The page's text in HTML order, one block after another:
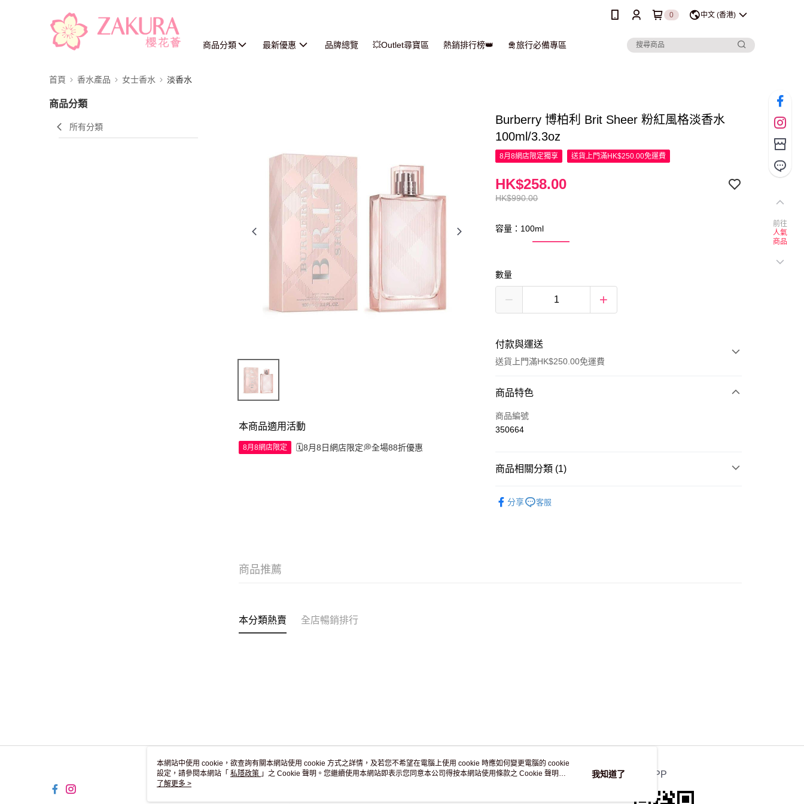
0 中文 (香港)
商品分類 最新優惠 品牌總覽 💥Outlet尋寶區 熱銷排行榜👑 🛅旅行必備專區
首頁 香水產品 女士香水 淡香水
商品分類
所有分類
本商品適用活動
8月8網店限定 🗓️8月8日網店限定💭全場88折優惠
Burberry 博柏利 Brit Sheer 粉紅風格淡香水
100ml/3.3oz
8月8網店限定獨享 送貨上門滿HK$250.00免運費
HK$990.00
HK$258.00
容量：100ml
數量
付款與運送
送貨上門滿HK$250.00免運費
付款方式
信用卡
商品特色
商品編號
350664
商品相關分類 (1)
分享
客服
商品推薦
本分類熱賣 全店暢銷排行
關於我們 客戶服務 官方APP
前往
人氣
商品
本網站中使用 cookie，欲查詢有關本網站使用 cookie 方式之詳情，及若您不希望在電腦上使用 cookie 時應如何變更電腦的 cookie
設定，請參閱本網站「 私隱政策 」之 Cookie 聲明。您繼續使用本網站即表示您同意本公司得按本網站使用條款之 Cookie 聲明使
用 cookie。
了解更多 >
我知道了